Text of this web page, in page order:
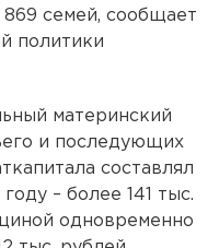
семей, сообщает
политики
материнский
и последующих
составлял
– более 141 тыс.
одновременно